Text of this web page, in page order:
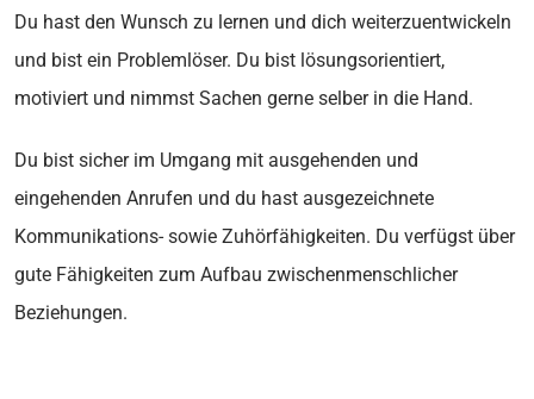
Du hast den Wunsch zu lernen und dich weiterzuentwickeln
und bist ein Problemlöser. Du bist lösungsorientiert,
motiviert und nimmst Sachen gerne selber in die Hand.
Du bist sicher im Umgang mit ausgehenden und
eingehenden Anrufen und du hast ausgezeichnete
Kommunikations- sowie Zuhörfähigkeiten. Du verfügst über
gute Fähigkeiten zum Aufbau zwischenmenschlicher
Beziehungen.